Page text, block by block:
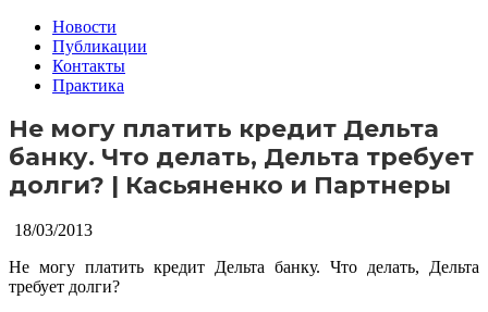
Новости
Публикации
Контакты
Практика
Не могу платить кредит Дельта
банку. Что делать, Дельта требует
долги? | Касьяненко и Партнеры
18/03/2013
Не могу платить кредит Дельта банку. Что делать, Дельта
требует долги?